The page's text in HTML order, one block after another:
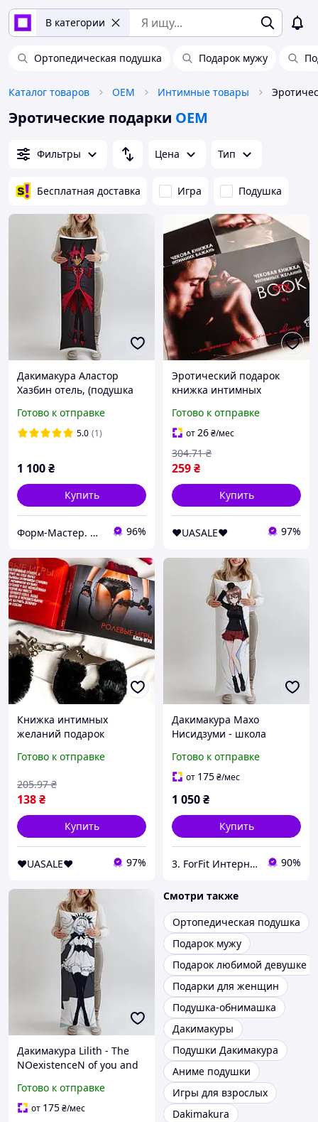
В категории
Ортопедическая подушка Подарок мужу
Каталог товаров OEM Интимные товары
Эротические подарки OEM
Фильтры Цена Тип
Бесплатная доставка Игра Подушка
Дакимакура Аластор
Хазбин отель, (подушка
Готово к отправке
5.0 (1)
1 100₴
Купить
Форм-Мастер. Магазин форм для декора 96%
Эротический подарок
книжка интимных
подарок любимому
человеку, Sexshop TFA
Готово к отправке
от26₴/мес
259₴
304.71 ₴
Купить
❤️UASALE❤️ 97%
Книжка интимных
желаний подарок
Sexshop TFA
Готово к отправке
138₴
205.97 ₴
Купить
❤️UASALE❤️ 97%
Дакимакура Махо
Нисидзуми - школа
обнимашка) 100*33 см
Готово к отправке
от 175₴/мес
1 050₴
Купить
3. ForFit Интернет-магазин спортивных товаров 90%
Дакимакура Lilith - The
NOexistenceN of you and
100*33 см
Готово к отправке
от 175₴/мес
Смотри также
Ортопедическая подушка
Подарок мужу
Подарок любимой девушке
Подарки для женщин
Подушка-обнимашка
Дакимакуры
Подушки Дакимакура
Аниме подушки
Игры для взрослых
Dakimakura